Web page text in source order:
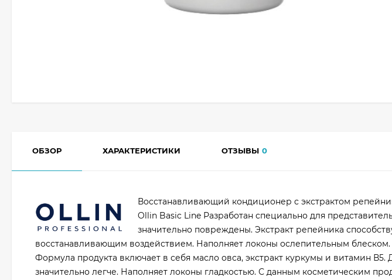
ОБЗОР ХАРАКТЕРИСТИКИ ОТЗЫВЫ 0
Восстанавливающий кондиционер с экстрактом
Ollin Basic Line Разработан специально для
значительно повреждены. Экстракт репейника
восстанавливающим воздействием. Наполняет локоны ослепительным
Формула продукта включает в себя масло овса, экстракт куркумы и витамин В5.
значительно легче. Наполняет локоны гладкостью. С данным косметическим